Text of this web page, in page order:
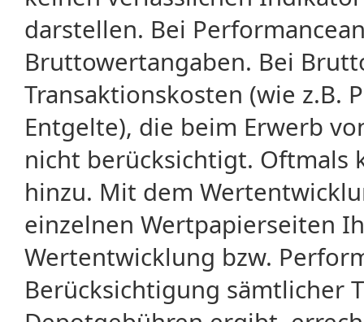
darstellen. Bei
Bruttowertangaben. Bei
Transaktionskosten (wie z.B.
Entgelte), die beim Erwerb
nicht berücksichtigt. Oftmals
hinzu. Mit dem
einzelnen Wertpapierseiten
Wertentwicklung bzw.
Berücksichtigung sämtlicher